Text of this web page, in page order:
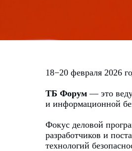
18−20 февраля 2026
ТБ Форум — это
и информационной
Фокус деловой
разработчиков и
технологий